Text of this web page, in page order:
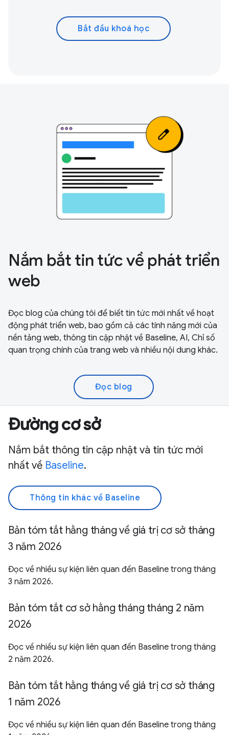
Bắt đầu khoá học
Nắm bắt tin tức về phát triển
web
Đọc blog của chúng tôi để biết tin tức mới nhất về hoạt
động phát triển web, bao gồm cả các tính năng mới của
nền tảng web, thông tin cập nhật về Baseline, AI, Chỉ số
quan trọng chính của trang web và nhiều nội dung khác.
Đọc blog
Đường cơ sở
Nắm bắt thông tin cập nhật và tin tức mới
nhất về Baseline.
Thông tin khác về Baseline
Bản tóm tắt hằng tháng về giá trị cơ sở tháng
3 năm 2026
Đọc về nhiều sự kiện liên quan đến Baseline trong tháng
3 năm 2026.
Bản tóm tắt cơ sở hằng tháng tháng 2 năm
2026
Đọc về nhiều sự kiện liên quan đến Baseline trong tháng
2 năm 2026.
Bản tóm tắt hằng tháng về giá trị cơ sở tháng
1 năm 2026
Đọc về nhiều sự kiện liên quan đến Baseline trong tháng